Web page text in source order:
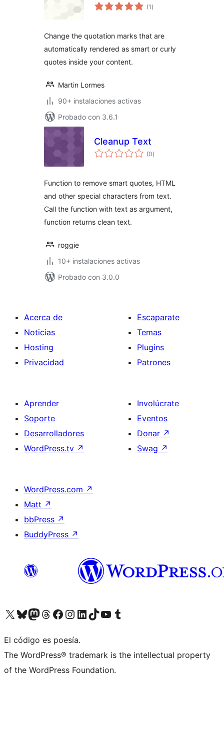
(1 total
de
)
Change the quotation marks that are
automatically rendered as smart or curly
quotes inside your content.
Martin Lormes
90+ instalaciones activas
Probado con 3.6.1
Cleanup Text
(0total
de
)
Function to remove smart quotes, HTML
and other special characters from text.
Call the function with text as argument,
function returns clean text.
roggie
10+ instalaciones activas
Probado con 3.0.0
Acerca de
Noticias
Hosting
Privacidad
Escaparate
Temas
Plugins
Patrones
Aprender
Soporte
Desarrolladores
WordPress.tv ↗
Involúcrate
Eventos
Donar ↗
Swag ↗
WordPress.com ↗
Matt ↗
bbPress ↗
BuddyPress ↗
Visita nuestra cuenta de X (anteriormente Twitter)
Visita nuestra cuenta de Bluesky
Visita nuestra cuenta de Mastodon
Visita nuestra cuenta de Threads
Visita nuestra página de Facebook
Visita nuestra cuenta de Instagram
Visita nuestra cuenta de LinkedIn
Visita nuestra cuenta de TikTok
Visita nuestro canal de YouTube
Visita nuestra cuenta de Tumblr
El código es poesía.
The WordPress® trademark is the intellectual property
of the WordPress Foundation.